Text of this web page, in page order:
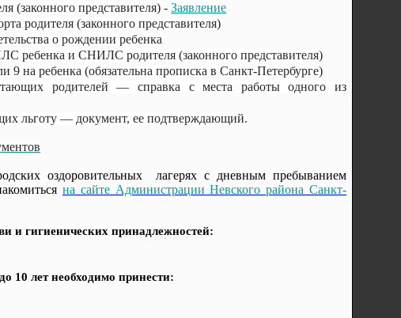
(законного представителя) - Заявление
родителя (законного представителя)
о рождении ребенка
ребенка и СНИЛС родителя (законного представителя)
9 на ребенка (обязательна прописка в Санкт-Петербурге)
родителей — справка с места работы одного из
льготу — документ, ее подтверждающий.
оздоровительных лагерях с дневным пребыванием
на сайте Администрации Невского района Санкт-
и гигиенических принадлежностей:
10 лет необходимо принести: